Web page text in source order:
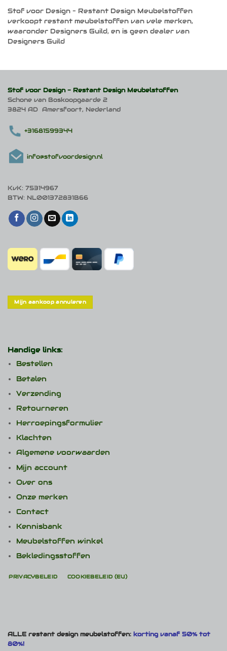
Stof voor Design – Restant Design Meubelstoffen
verkoopt restant meubelstoffen van vele merken,
waaronder Designers Guild, en is geen dealer van
Designers Guild
Stof voor Design - Restant Design Meubelstoffen
Schone van Boskoopgaarde 2
3824 AD Amersfoort, Nederland
+31681599344
info@stofvoordesign.nl
KvK: 75314967
BTW: NL001372831B66
Mijn aankoop annuleren
Handige links:
Bestellen
Betalen
Verzending
Retourneren
Herroepingsformulier
Klachten
Algemene voorwaarden
Mijn account
Over ons
Onze merken
Contact
Kennisbank
Meubelstoffen winkel
Bekledingsstoffen
PRIVACYBELEID COOKIEBELEID (EU)
ALLE restant design meubelstoffen: korting vanaf 50% tot
80%!